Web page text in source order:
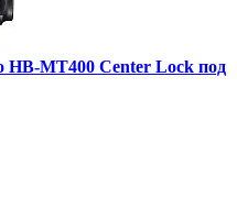
HB-MT400 Center Lock под